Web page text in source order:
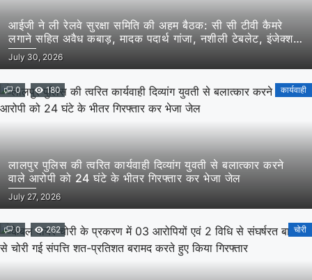
आईजी ने ली रेलवे सुरक्षा समिति की अहम बैठक: सी सी टीवी कैमरे
लगाने सहित अवैध कबाड़, मादक पदार्थ गांजा, नशीली टेबलेट, इंजेक्शन
इत्यादि की रेलवे के माध्यम से तस्करी रोकने के लिए संयुक्त कार्यवाही के
दिये गये निर्देश
July 30, 2026
0 180 कार्यवाही
लालपुर पुलिस की त्वरित कार्यवाही दिव्यांग युवती से बलात्कार करने
वाले आरोपी को 24 घंटे के भीतर गिरफ्तार कर भेजा जेल
July 27, 2026
0 262 चोरी